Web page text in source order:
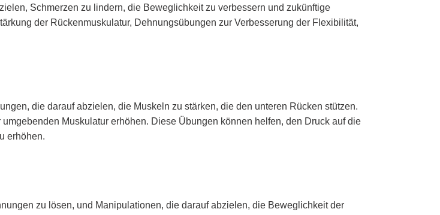
Schmerzen zu lindern, die Beweglichkeit zu verbessern und zukünftige
der Rückenmuskulatur, Dehnungsübungen zur Verbesserung der Flexibilität,
die darauf abzielen, die Muskeln zu stärken, die den unteren Rücken stützen.
Muskulatur erhöhen. Diese Übungen können helfen, den Druck auf die
erhöhen.
zu lösen, und Manipulationen, die darauf abzielen, die Beweglichkeit der